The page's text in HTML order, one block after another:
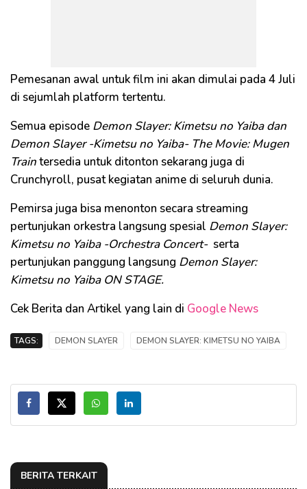
Pemesanan awal untuk film ini akan dimulai pada 4 Juli
di sejumlah platform tertentu.
Semua episode Demon Slayer: Kimetsu no Yaiba dan
Demon Slayer -Kimetsu no Yaiba- The Movie: Mugen
Traintersedia untuk ditonton sekarang juga di
Crunchyroll, pusat kegiatan anime di seluruh dunia.
Pemirsa juga bisa menonton secara streaming
pertunjukan orkestra langsung spesial Demon Slayer:
Kimetsu no Yaiba -Orchestra Concert-serta
pertunjukan panggung langsung Demon Slayer:
Kimetsu no Yaiba ON STAGE.
Cek Berita dan Artikel yang lain di Google News
TAGS: DEMON SLAYER DEMON SLAYER: KIMETSU NO YAIBA
BERITA TERKAIT